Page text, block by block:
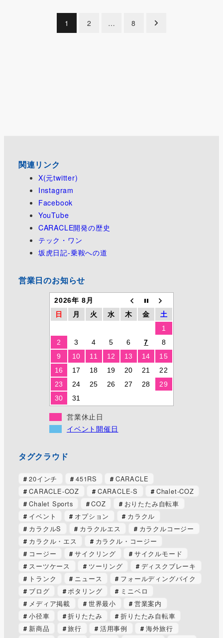
り
1 2 … 8
関連リンク
X(元twitter)
Instagram
Facebook
YouTube
CARACLE開発の歴史
テック・ワン
坂虎日記-乗鞍への道
営業日のお知らせ
2026年 8月
日
月 火 水 木 金
土
1
2
3 4 5 6 7
8
9
10 11 12 13 14
15
16
17 18 19 20 21
22
23
24 25 26 27 28
29
30
31
営業休止日
イベント開催日
タグクラウド
20インチ 451RS
CARACLE
CARACLE-COZ
CARACLE-S
Chalet-COZ
Chalet Sports
COZ
おりたたみ自転車
イベント
オプション
カラクル
カラクルS
カラクルエス
カラクルコージー
カラクル・エス
カラクル・コージー
コージー
サイクリング
サイクルモード
スーツケース
ツーリング
ディスクブレーキ
トランク
ニュース
フォールディングバイク
ブログ
ポタリング
ミニベロ
メディア掲載
世界最小
営業案内
小径車
折りたたみ
折りたたみ自転車
新商品
旅行 活用事例
海外旅行